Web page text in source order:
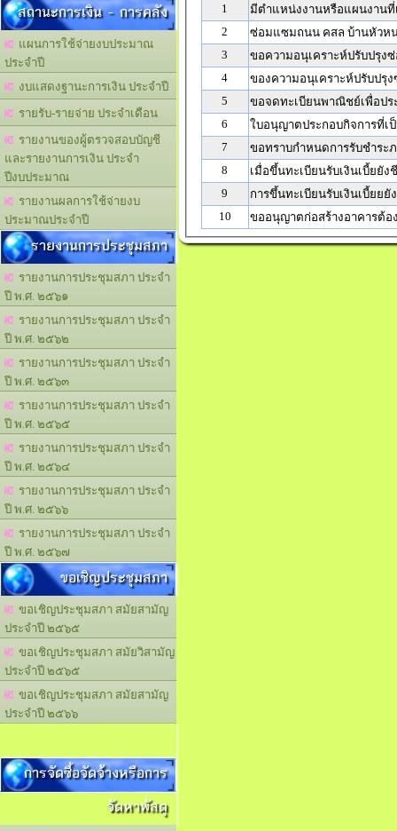
สถานะการเงิน - การคลัง
แผนการใช้จ่ายงบประมาณ
ประจำปี
งบแสดงฐานะการเงิน ประจำปี
รายรับ-รายจ่าย ประจำเดือน
รายงานของผู้ตรวจสอบบัญชี
และรายงานการเงิน ประจำ
ปีงบประมาณ
รายงานผลการใช้จ่ายงบ
ประมาณประจำปี
รายงานการประชุมสภา
รายงานการประชุมสภา ประจำ
ปี พ.ศ. ๒๕๖๑
รายงานการประชุมสภา ประจำ
ปี พ.ศ. ๒๕๖๒
รายงานการประชุมสภา ประจำ
ปี พ.ศ. ๒๕๖๓
รายงานการประชุมสภา ประจำ
ปี พ.ศ. ๒๕๖๕
รายงานการประชุมสภา ประจำ
ปี พ.ศ. ๒๕๖๔
รายงานการประชุมสภา ประจำ
ปี พ.ศ. ๒๕๖๖
รายงานการประชุมสภา ประจำ
ปี พ.ศ. ๒๕๖๗
ขอเชิญประชุมสภา
ขอเชิญประชุมสภา สมัยสามัญ
ประจำปี ๒๕๖๕
ขอเชิญประชุมสภา สมัยวิสามัญ
ประจำปี ๒๕๖๕
ขอเชิญประชุมสภา สมัยสามัญ
ประจำปี ๒๕๖๖
การจัดซื้อจัดจ้างหรือการ
จัดหาพัสดุ
1
มีตำแหน่งงานหรือแผนงานที่
2
ซ่อมแซมถนน คสล บ้านหัวห
3
ขอความอนุเคราะห์ปรับปรุง
4
ของความอนุเคราะห์ปรับป
5
ขอจดทะเบียนพาณิชย์เพื่อปร
6
ใบอนุญาตประกอบกิจการที่เ
7
ขอทราบกำหนดการรับชำระ
8
เมื่อขึ้นทะเบียนรับเงินเบี้ยยั
9
การขึ้นทะเบียนรับเงินเบี้ยยยั
10
ขออนุญาตก่อสร้างอาคารต้อ